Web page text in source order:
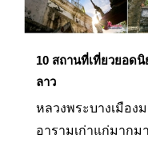
10 สถานที่เที่ยวยอดนิ
ลาว
หลวงพระบางเมือง
อารามเก่าแก่มาก